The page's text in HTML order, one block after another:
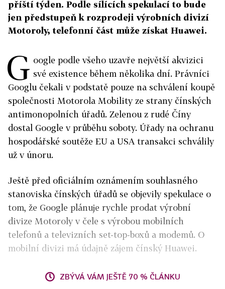
příští týden. Podle sílících spekulací to bude
jen předstupeň k rozprodeji výrobních divizí
Motoroly, telefonní část může získat Huawei.
G oogle podle všeho uzavře největší akvizici
své existence během několika dní. Právníci
Googlu čekali v podstatě pouze na schválení koupě
společnosti Motorola Mobility ze strany čínských
antimonopolních úřadů. Zelenou z rudé Číny
dostal Google v průběhu soboty. Úřady na ochranu
hospodářské soutěže EU a USA transakci schválily
už v únoru.
Ještě před oficiálním oznámením souhlasného
stanoviska čínských úřadů se objevily spekulace o
tom, že Google plánuje rychle prodat výrobní
divize Motoroly v čele s výrobou mobilních
telefonů a televizních set-top-boxů a modemů. O
mobilní divizi má údajně zájem čínský Huawei.
ZBÝVÁ VÁM JEŠTĚ 70 % ČLÁNKU